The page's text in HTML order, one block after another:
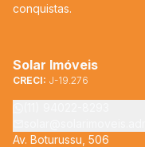
conquistas.
Solar Imóveis
CRECI: J-19.276
Av. Boturussu, 506